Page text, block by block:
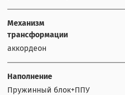
Механизм
трансформации
аккордеон
Наполнение
Пружинный блок+ППУ